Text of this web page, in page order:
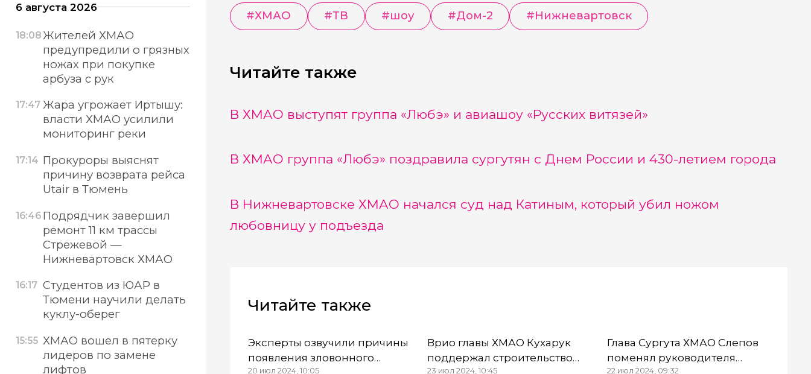
#ХМАО #ТВ #шоу #Дом-2 #Нижневартовск
Читайте также
В ХМАО выступят группа «Любэ» и авиашоу «Русских витязей»
В ХМАО группа «Любэ» поздравила сургутян с Днем России и 430-летием города
В Нижневартовске ХМАО начался суд над Катиным, который убил ножом
любовницу у подъезда
Читайте также
Эксперты озвучили причины
появления зловонного
20 июл 2024, 10:05
Врио главы ХМАО Кухарук
поддержал строительство
23 июл 2024, 10:45
Глава Сургута ХМАО Слепов
поменял руководителя
22 июл 2024, 09:32
6 августа 2026
18:08Жителей ХМАО
предупредили о грязных
ножах при покупке
арбуза с рук
17:47 Жара угрожает Иртышу:
власти ХМАО усилили
мониторинг реки
17:14 Прокуроры выяснят
причину возврата рейса
Utair в Тюмень
16:46 Подрядчик завершил
ремонт 11 км трассы
Стрежевой —
Нижневартовск ХМАО
16:17 Студентов из ЮАР в
Тюмени научили делать
куклу-оберег
15:55 ХМАО вошел в пятерку
лидеров по замене
лифтов